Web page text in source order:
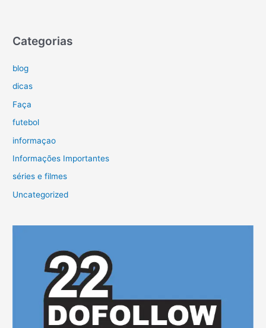
Categorias
blog
dicas
Faça
futebol
informaçao
Informações Importantes
séries e filmes
Uncategorized